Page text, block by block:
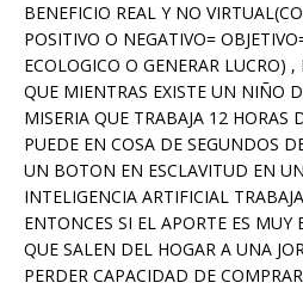
BENEFICIO REAL Y NO
POSITIVO O NEGATIVO=
ECOLOGICO O GENERAR LUCRO)
QUE MIENTRAS EXISTE UN NIÑO
MISERIA QUE TRABAJA 12 HORAS
PUEDE EN COSA DE SEGUNDOS
UN BOTON EN ESCLAVITUD EN
INTELIGENCIA ARTIFICIAL
ENTONCES SI EL APORTE ES MUY
QUE SALEN DEL HOGAR A UNA
PERDER CAPACIDAD DE